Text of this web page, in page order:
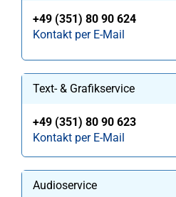
+49 (351) 80 90 624
Kontakt per E-Mail
Text- & Grafikservice
+49 (351) 80 90 623
Kontakt per E-Mail
Audioservice